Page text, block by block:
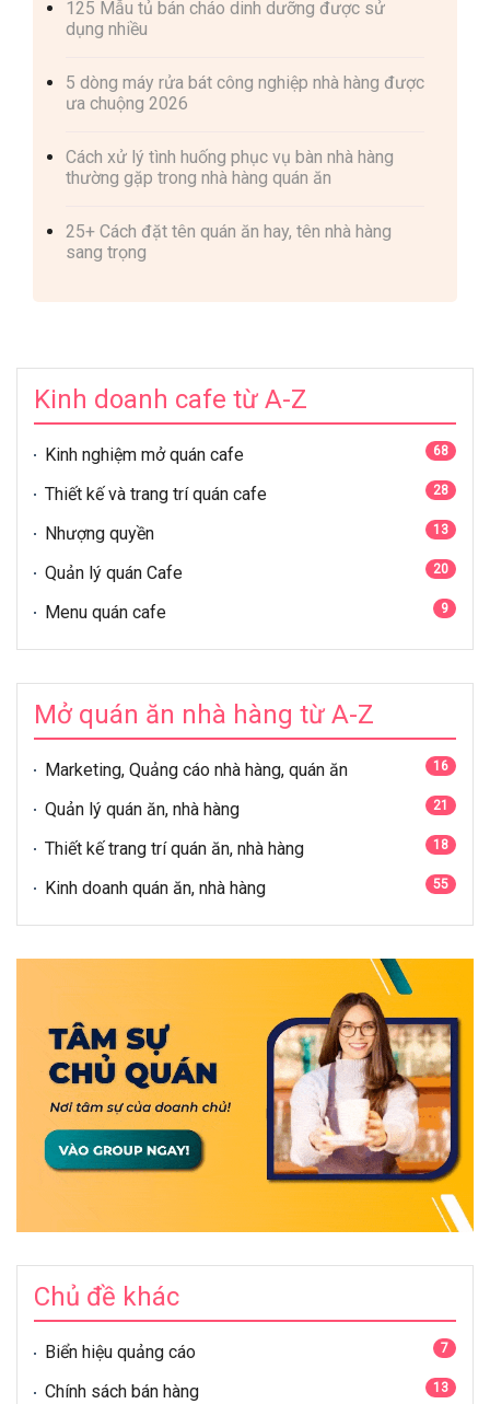
125 Mẫu tủ bán cháo dinh dưỡng được sử
dụng nhiều
5 dòng máy rửa bát công nghiệp nhà hàng được
ưa chuộng 2026
Cách xử lý tình huống phục vụ bàn nhà hàng
thường gặp trong nhà hàng quán ăn
25+ Cách đặt tên quán ăn hay, tên nhà hàng
sang trọng
Kinh doanh cafe từ A-Z
Kinh nghiệm mở quán cafe 68
Thiết kế và trang trí quán cafe 28
Nhượng quyền 13
Quản lý quán Cafe 20
Menu quán cafe 9
Mở quán ăn nhà hàng từ A-Z
Marketing, Quảng cáo nhà hàng, quán ăn 16
Quản lý quán ăn, nhà hàng 21
Thiết kế trang trí quán ăn, nhà hàng 18
Kinh doanh quán ăn, nhà hàng 55
Chủ đề khác
Biển hiệu quảng cáo 7
Chính sách bán hàng 13